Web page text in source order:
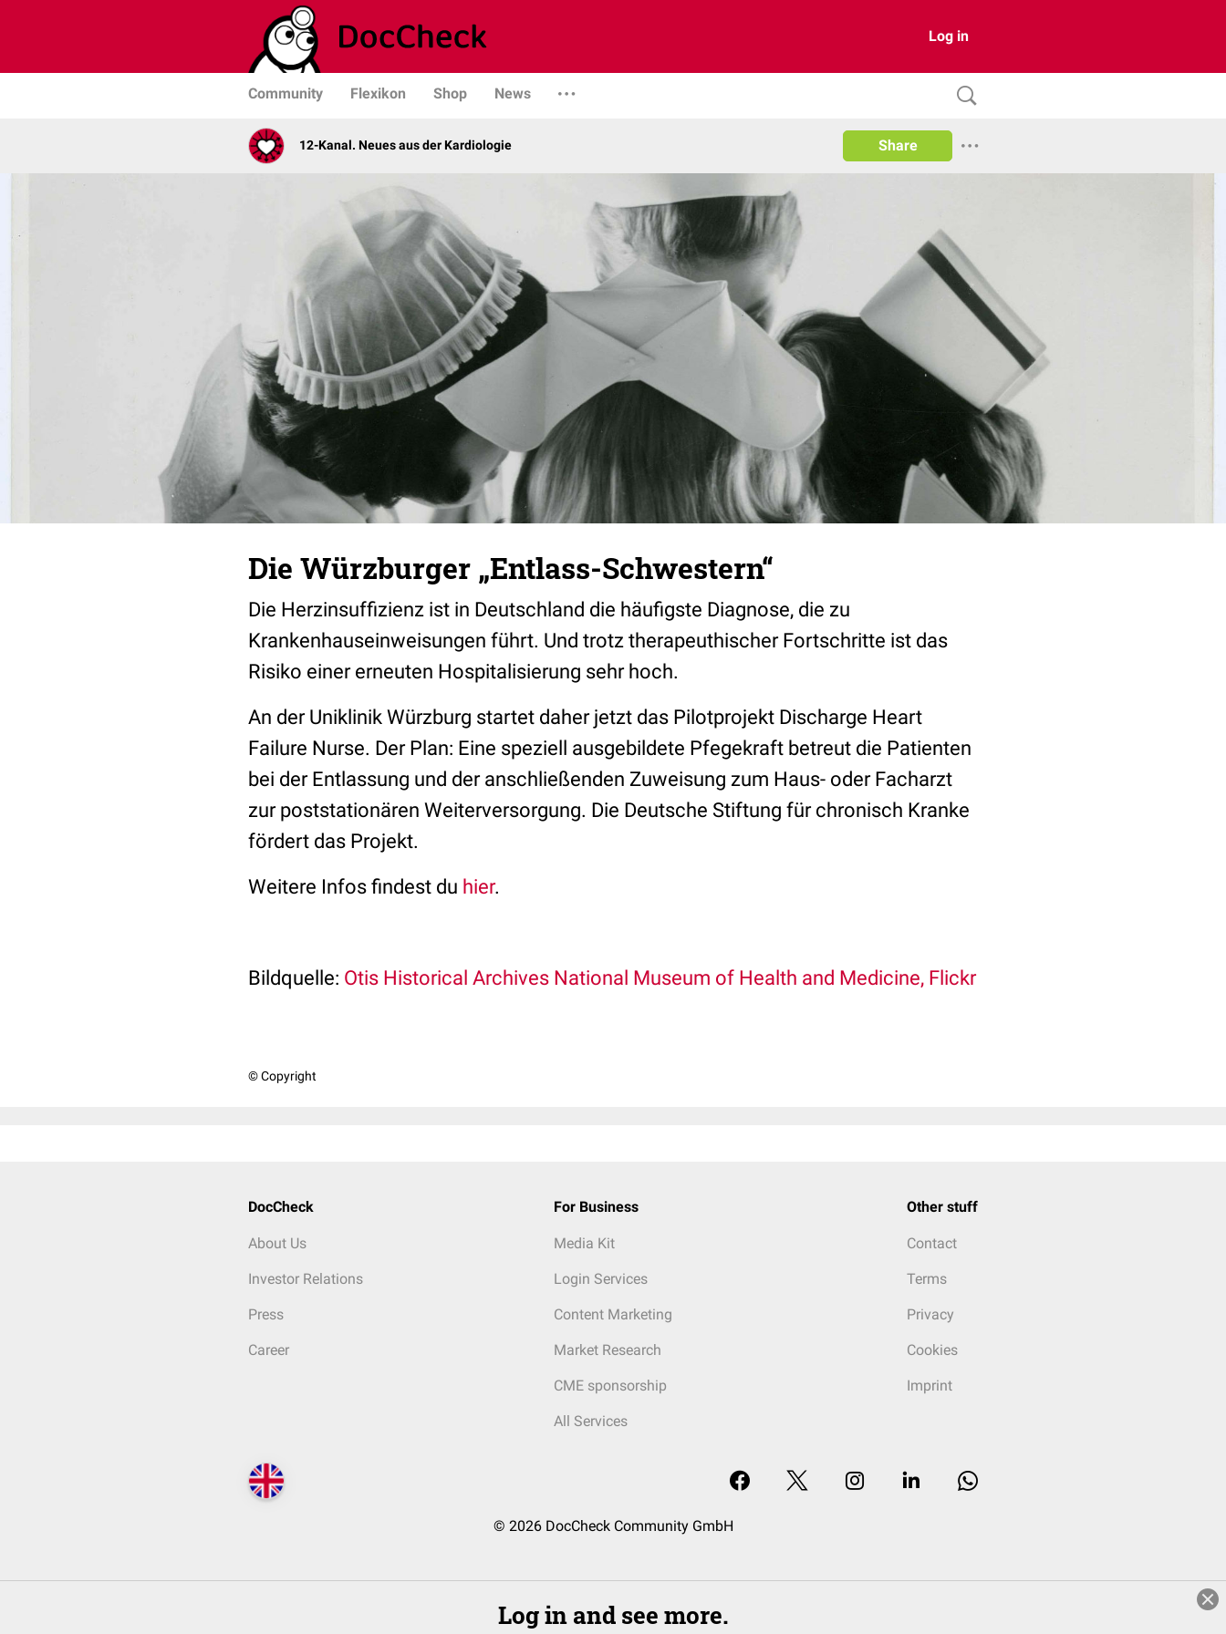
Log in
Community Flexikon Shop News
12-Kanal. Neues aus der Kardiologie Share
Die Würzburger „Entlass-Schwestern“
Die Herzinsuffizienz ist in Deutschland die häufigste Diagnose, die zu
Krankenhauseinweisungen führt. Und trotz therapeuthischer Fortschritte ist das
Risiko einer erneuten Hospitalisierung sehr hoch.
An der Uniklinik Würzburg startet daher jetzt das Pilotprojekt Discharge Heart
Failure Nurse. Der Plan: Eine speziell ausgebildete Pfegekraft betreut die Patienten
bei der Entlassung und der anschließenden Zuweisung zum Haus- oder Facharzt
zur poststationären Weiterversorgung. Die Deutsche Stiftung für chronisch Kranke
fördert das Projekt.
Weitere Infos findest du hier.
Bildquelle: Otis Historical Archives National Museum of Health and Medicine, Flickr
© Copyright
DocCheck
About Us
Investor Relations
Press
Career
For Business
Media Kit
Login Services
Content Marketing
Market Research
CME sponsorship
All Services
Other stuff
Contact
Terms
Privacy
Cookies
Imprint
© 2026 DocCheck Community GmbH
Log in and see more.